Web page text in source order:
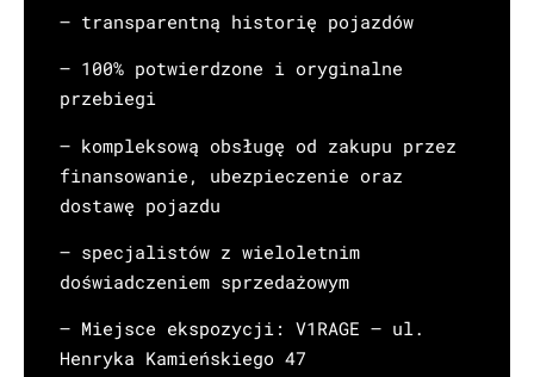
– transparentną historię pojazdów
– 100% potwierdzone i oryginalne
przebiegi
– kompleksową obsługę od zakupu przez
finansowanie, ubezpieczenie oraz
dostawę pojazdu
– specjalistów z wieloletnim
doświadczeniem sprzedażowym
– Miejsce ekspozycji: V1RAGE – ul.
Henryka Kamieńskiego 47